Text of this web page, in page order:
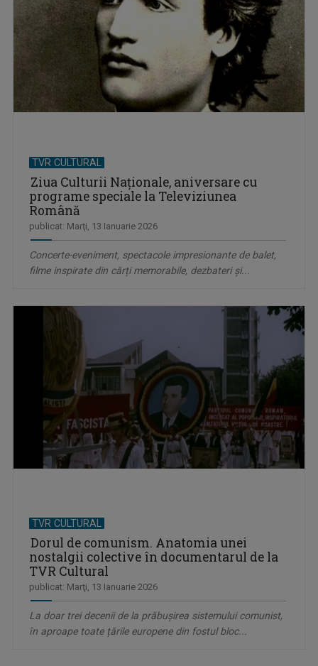
TVR CULTURAL
Ziua Culturii Naționale, aniversare cu
programe speciale la Televiziunea
Română
publicat: Marţi, 13 Ianuarie 2026
Concerte-eveniment, spectacole impresionante de balet,
filme inspirate din cărți memorabile, dezbateri și...
TVR CULTURAL
Dorul de comunism. Anatomia unei
nostalgii colective în documentarul de la
TVR Cultural
publicat: Marţi, 13 Ianuarie 2026
La doar trei decenii de la prăbușirea sistemului comunist,
în aproape toate țările europene din fostul bloc...